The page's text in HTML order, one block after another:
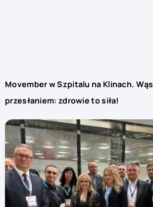
Movember w Szpitalu na Klinach.
przesłaniem: zdrowie to siła!